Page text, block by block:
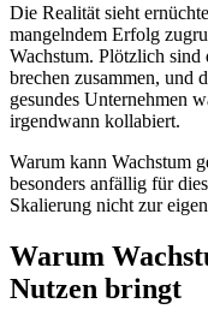
Die Realität sieht
mangelndem Erfolg
Wachstum. Plötzlich sind
brechen zusammen, und
gesundes Unternehmen
irgendwann kollabiert.
Warum kann Wachstum
besonders anfällig für
Skalierung nicht zur
Warum
Nutzen bringt